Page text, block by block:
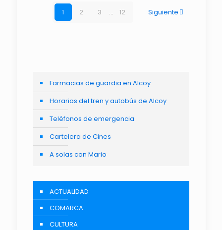
1 2 3 ... 12 Siguiente
Farmacias de guardia en Alcoy
Horarios del tren y autobús de Alcoy
Teléfonos de emergencia
Cartelera de Cines
A solas con Mario
ACTUALIDAD
COMARCA
CULTURA